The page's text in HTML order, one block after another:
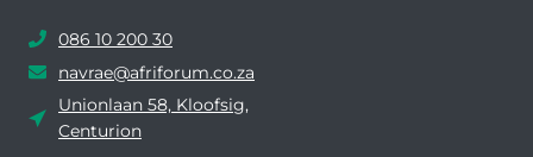
086 10 200 30
navrae@afriforum.co.za
Unionlaan 58, Kloofsig,
Centurion